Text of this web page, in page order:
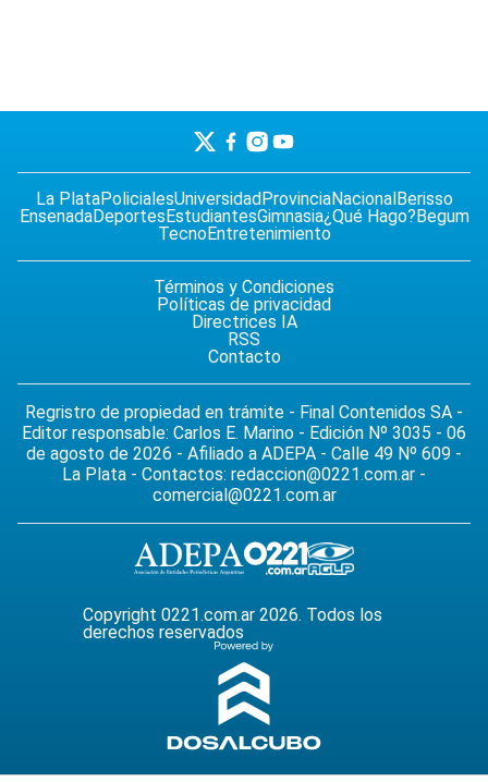
La PlataPolicialesUniversidadProvinciaNacionalBerisso
EnsenadaDeportesEstudiantesGimnasia¿Qué Hago?Begum
TecnoEntretenimiento
Términos y Condiciones
Políticas de privacidad
Directrices IA
RSS
Contacto
Regristro de propiedad en trámite - Final Contenidos SA -
Editor responsable: Carlos E. Marino - Edición Nº 3035 - 06
de agosto de 2026 - Afiliado a ADEPA - Calle 49 Nº 609 -
La Plata - Contactos: redaccion@0221.com.ar -
comercial@0221.com.ar
Copyright 0221.com.ar 2026. Todos los
derechos reservados